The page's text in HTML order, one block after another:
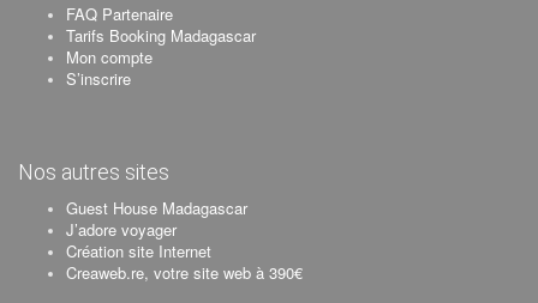
FAQ Partenaire
Tarifs Booking Madagascar
Mon compte
S’inscrire
Nos autres sites
Guest House Madagascar
J’adore voyager
Création site Internet
Creaweb.re, votre site web à 390€